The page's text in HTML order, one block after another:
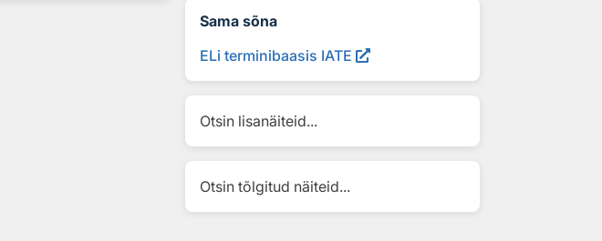
Sama sõna
ELi terminibaasis IATE
Otsin lisanäiteid...
Otsin tõlgitud näiteid...